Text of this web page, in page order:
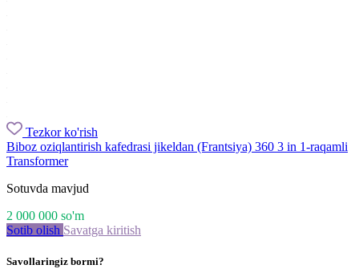
Tezkor ko'rish
Biboz oziqlantirish kafedrasi jikeldan (Frantsiya) 360 3 in 1-raqamli
Transformer
Sotuvda mavjud
2 000 000 so'm
Sotib olish Savatga kiritish
Savollaringiz bormi?